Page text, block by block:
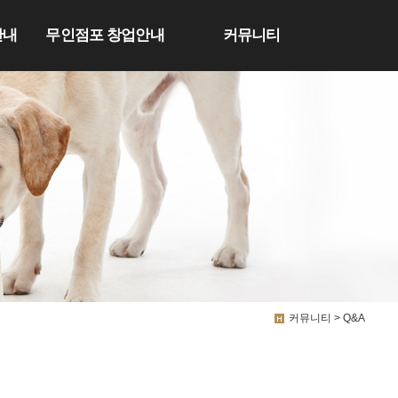
무인점포 창업안내 커뮤니티
커뮤니티 > Q&A